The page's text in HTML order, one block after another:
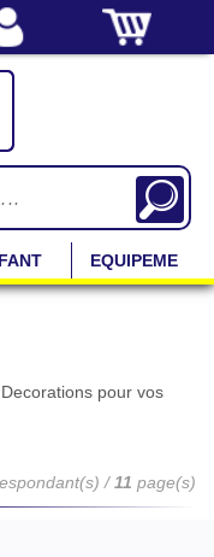
EQUIPEMENT
pour vos
/11 page(s)